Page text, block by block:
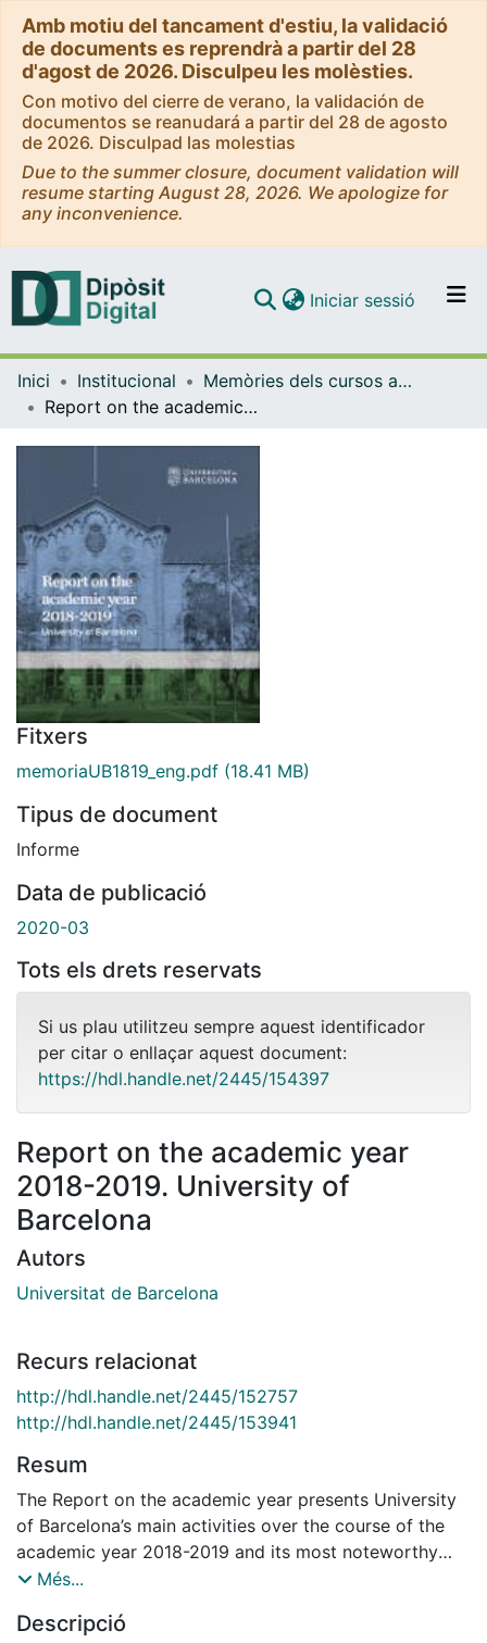
Amb motiu del tancament d'estiu, la validació
de documents es reprendrà a partir del 28
d'agost de 2026. Disculpeu les molèsties.
Con motivo del cierre de verano, la validación de
documentos se reanudará a partir del 28 de agosto
de 2026. Disculpad las molestias
Due to the summer closure, document validation will
resume starting August 28, 2026. We apologize for
any inconvenience.
Navega per tot el DD
Contacte
Iniciar sessió (current)
Inici Institucional
Memòries dels cursos acadèmics - Universitat de Barcelona
Report on the academic year 2018-2019. University of Barcelona
Fitxers
memoriaUB1819_eng.pdf (18.41 MB)
Tipus de document
Informe
Data de publicació
2020-03
Tots els drets reservats
Si us plau utilitzeu sempre aquest identificador
per citar o enllaçar aquest document:
https://hdl.handle.net/2445/154397
Report on the academic year
2018-2019. University of
Barcelona
Autors
Universitat de Barcelona
Recurs relacionat
http://hdl.handle.net/2445/152757
http://hdl.handle.net/2445/153941
Resum
The Report on the academic year presents University
of Barcelona’s main activities over the course of the
academic year 2018-2019 and its most noteworthy
initiatives, figures and results. This Report will take
areas of teaching, research, knowledge transfer, the
Més...
Descripció